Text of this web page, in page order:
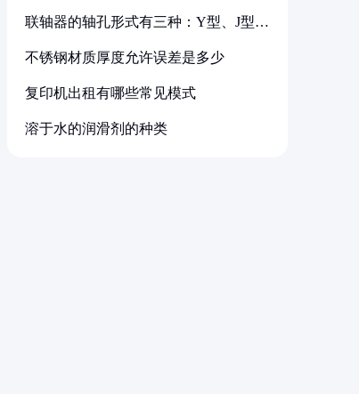
联轴器的轴孔形式有三种：Y型、J型、
不锈钢材质厚度允许误差是多少
复印机出租有哪些常见模式
溶于水的润滑剂的种类